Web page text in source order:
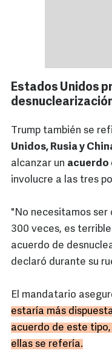
Estados Unidos
Trump también se
Unidos, Rusia y
alcanzar un acuerdo
involucre a las tres
"No necesitamos ser
300 veces, es
acuerdo de
declaró durante su
El mandatario
estaría más
acuerdo de este
ellas se refería.